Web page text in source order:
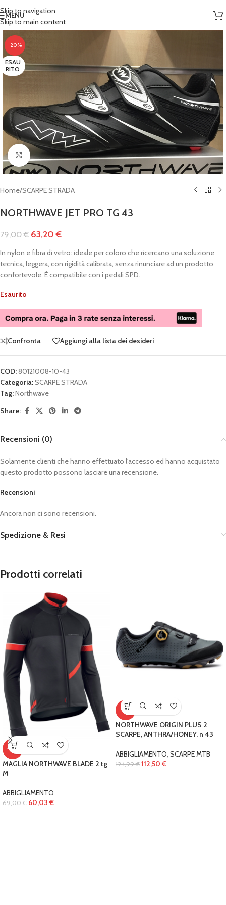
Skip to navigation
Skip to main content
MENU
-20%
ESAU
RITO
Clicca per ingrandire
Home/SCARPE STRADA
NORTHWAVE JET PRO TG 43
79,00€ 63,20€
In nylon e fibra di vetro: ideale per coloro che ricercano una soluzione
tecnica, leggera, con rigidità calibrata, senza rinunciare ad un prodotto
confortevole. È compatibile con i pedali SPD.
Esaurito
Confronta Aggiungi alla lista dei desideri
COD:80121008-10-43
Categoria:SCARPE STRADA
Tag:Northwave
Share:
Recensioni (0)
Recensioni
Ancora non ci sono recensioni.
Solamente clienti che hanno effettuato l'accesso ed hanno acquistato
questo prodotto possono lasciare una recensione.
Spedizione & Resi
Prodotti correlati
-13%
MAGLIA NORTHWAVE BLADE 2 tg
M
ABBIGLIAMENTO
69,00€ 60,03 €
-10%
NORTHWAVE ORIGIN PLUS 2
SCARPE, ANTHRA/HONEY, n 43
ABBIGLIAMENTO, SCARPE MTB
124,99€ 112,50 €